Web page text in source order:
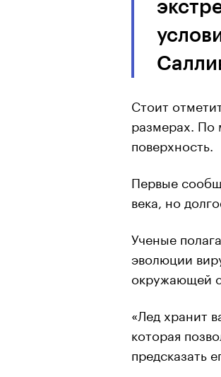
Стоит
размерах. По
поверхность.
Первые
века, но
Ученые
эволюции
окружающей
«Лед хранит
которая
предсказать